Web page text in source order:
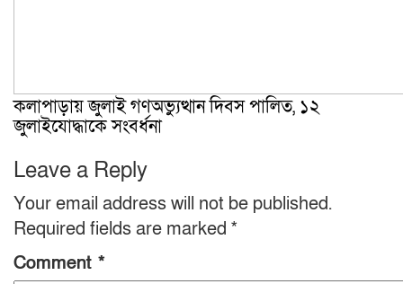
কলাপাড়ায় জুলাই গণঅভ্যুত্থান দিবস পালিত, ১২
জুলাইযোদ্ধাকে সংবর্ধনা
Leave a Reply
Your email address will not be published.
Required fields are marked *
Comment *